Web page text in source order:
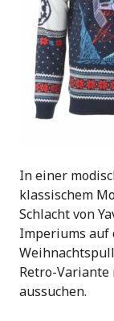
In einer
klassischem
Schlacht von
Imperiums auf
Retro-Variante
aussuchen.